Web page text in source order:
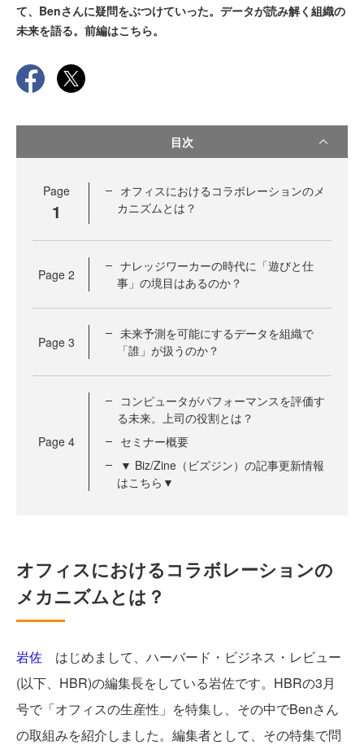
て、Benさんに疑問をぶつけていった。データが読み解く組織の
未来を語る。前編はこちら。
目次
Page
1
オフィスにおけるコラボレーションのメ
カニズムとは？
Page 2
ナレッジワーカーの時代に「遊びと仕
事」の境目はあるのか？
Page 3
未来予測を可能にするデータを組織で
「誰」が扱うのか？
Page 4
コンピュータがパフォーマンスを評価す
る未来。上司の役割とは？
セミナー概要
▼ Biz/Zine（ビズジン）の記事更新情報
はこちら▼
オフィスにおけるコラボレーションの
メカニズムとは？
岩佐 はじめまして、ハーバード・ビジネス・レビュー
(以下、HBR)の編集長をしている岩佐です。HBRの3月
号で「オフィスの生産性」を特集し、その中でBenさん
の取組みを紹介しました。編集者として、その特集で問